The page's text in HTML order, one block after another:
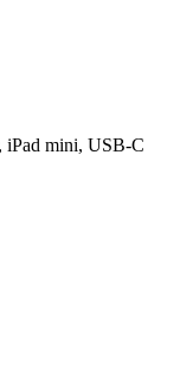
iPad mini, USB-C